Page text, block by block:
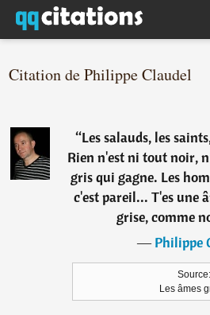
Citation de Philippe Claudel
“Les salauds, les
Rien n'est ni tout noir,
gris qui gagne. Les
c'est pareil... T'es une
grise, comme
―Philippe
Source:
Les âmes